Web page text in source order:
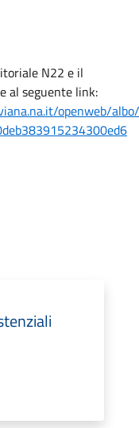
N22 e il
al seguente link:
openweb/